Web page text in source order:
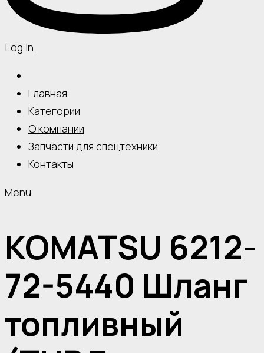
Log In
Главная
Категории
О компании
Запчасти для спецтехники
Контакты
Menu
KOMATSU 6212-
72-5440 Шланг
топливный